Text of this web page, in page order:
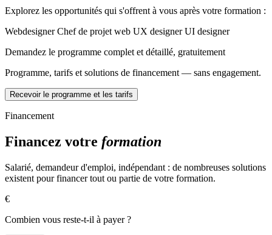
7.Analyser son référencement avec Google Analytics
9.Réaliser une veille active
10.Concevoir un brief créatif
11.Déployer sa stratégie de contenu en communication
digitale
12.Définir un Calendrier éditorial
Concevoir sa solution digitale web
1.Créer un cahier des charges
3.Découvrir Adobe XD
5.S'initier à l'UX design
6.Travailler en mode collaboratif
7.Créer une documentation collaborative
10.Découvrir Prestashop
Explorez les opportunités qui s'offrent à vous après votre formation :
Webdesigner Chef de projet web UX designer UI designer
Demandez le programme complet et détaillé, gratuitement
Programme, tarifs et solutions de financement — sans engagement.
Recevoir le programme et les tarifs
Financement
Financez votre formation
Salarié, demandeur d'emploi, indépendant : de nombreuses solutions
existent pour financer tout ou partie de votre formation.
€
Combien vous reste-t-il à payer ?